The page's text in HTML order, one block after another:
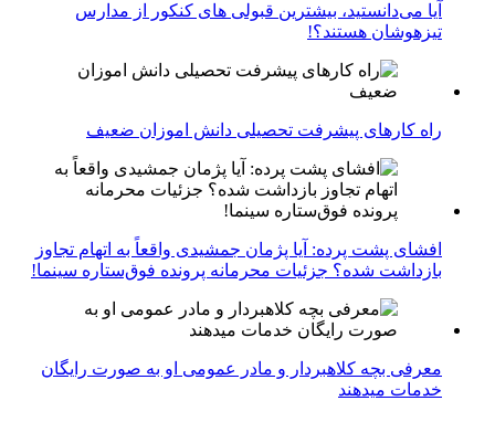
آیا می‌دانستید، بیشترین قبولی های کنکور از مدارس
تیزهوشان هستند؟!
راه کارهای پیشرفت تحصیلی دانش اموزان ضعیف
افشای پشت پرده: آیا پژمان جمشیدی واقعاً به اتهام تجاوز
بازداشت شده؟ جزئیات محرمانه پرونده فوق‌ستاره سینما!
معرفی بچه کلاهبردار و مادر عمومی او به صورت رایگان
خدمات میدهند